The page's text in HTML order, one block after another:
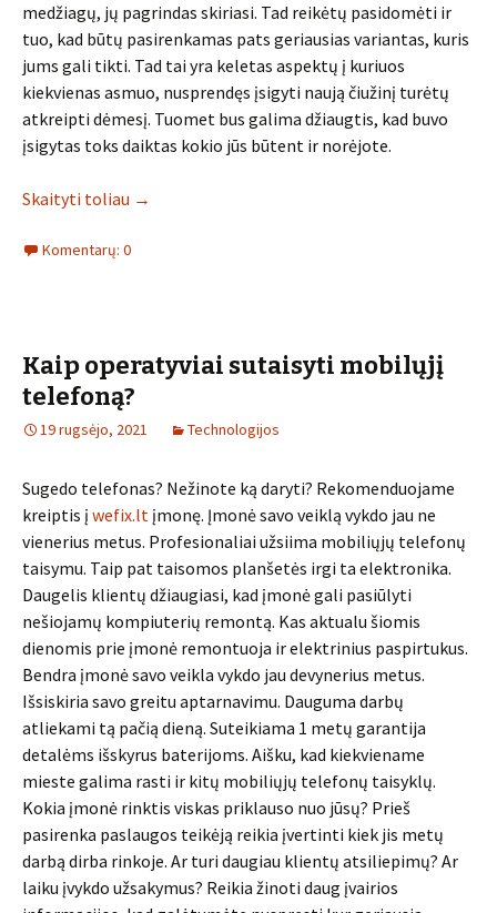
medžiagų, jų pagrindas skiriasi. Tad reikėtų pasidomėti ir
tuo, kad būtų pasirenkamas pats geriausias variantas, kuris
jums gali tikti. Tad tai yra keletas aspektų į kuriuos
kiekvienas asmuo, nusprendęs įsigyti naują čiužinį turėtų
atkreipti dėmesį. Tuomet bus galima džiaugtis, kad buvo
įsigytas toks daiktas kokio jūs būtent ir norėjote.
Skaityti toliau →
Komentarų: 0
Kaip operatyviai sutaisyti mobilųjį
telefoną?
19 rugsėjo, 2021 Technologijos
Sugedo telefonas? Nežinote ką daryti? Rekomenduojame
kreiptis į wefix.lt įmonę. Įmonė savo veiklą vykdo jau ne
vienerius metus. Profesionaliai užsiima mobiliųjų telefonų
taisymu. Taip pat taisomos planšetės irgi ta elektronika.
Daugelis klientų džiaugiasi, kad įmonė gali pasiūlyti
nešiojamų kompiuterių remontą. Kas aktualu šiomis
dienomis prie įmonė remontuoja ir elektrinius paspirtukus.
Bendra įmonė savo veikla vykdo jau devynerius metus.
Išsiskiria savo greitu aptarnavimu. Dauguma darbų
atliekami tą pačią dieną. Suteikiama 1 metų garantija
detalėms išskyrus baterijoms. Aišku, kad kiekviename
mieste galima rasti ir kitų mobiliųjų telefonų taisyklų.
Kokia įmonė rinktis viskas priklauso nuo jūsų? Prieš
pasirenka paslaugos teikėją reikia įvertinti kiek jis metų
darbą dirba rinkoje. Ar turi daugiau klientų atsiliepimų? Ar
laiku įvykdo užsakymus? Reikia žinoti daug įvairios